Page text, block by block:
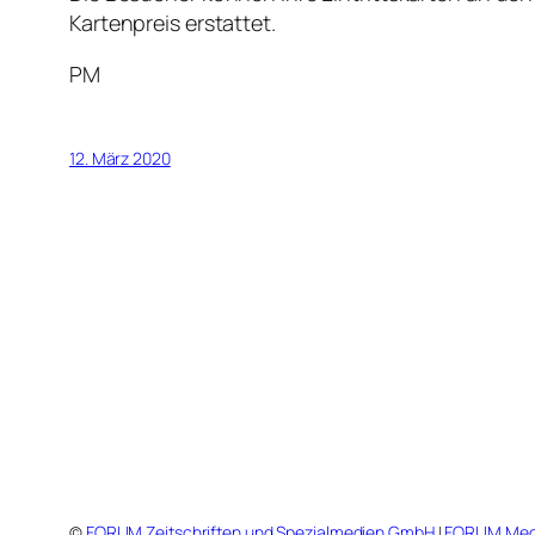
Kartenpreis erstattet.
PM
12. März 2020